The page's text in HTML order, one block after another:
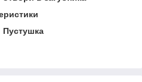
Пустушка